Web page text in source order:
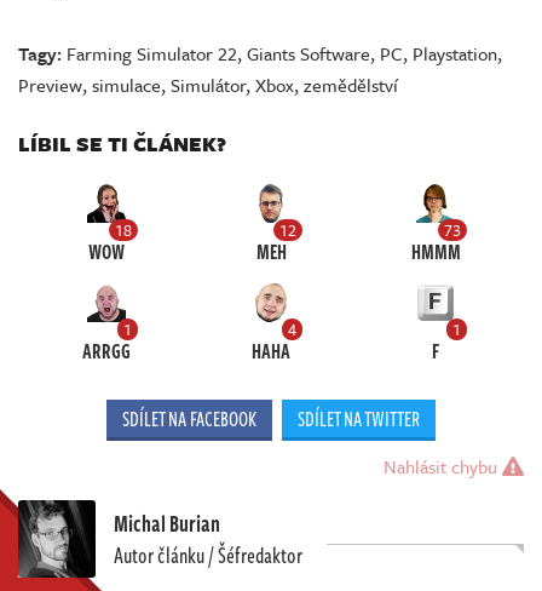
Tagy: Farming Simulator 22,Giants Software, PC, Playstation,
Preview,simulace,Simulátor,Xbox,zemědělství
LÍBIL SE TI ČLÁNEK?
18
WOW
12
MEH
73
HMMM
1
ARRGG
4
HAHA
1
F
SDÍLET NA FACEBOOK SDÍLET NA TWITTER
Nahlásit chybu
Michal Burian
Autor článku / Šéfredaktor